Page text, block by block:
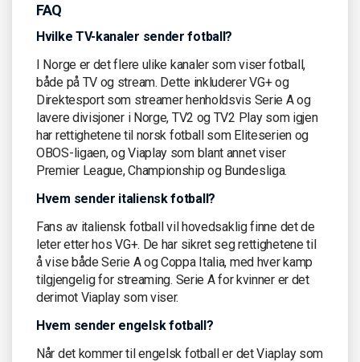
FAQ
Hvilke TV-kanaler sender fotball?
I Norge er det flere ulike kanaler som viser fotball,
både på TV og stream. Dette inkluderer VG+ og
Direktesport som streamer henholdsvis Serie A og
lavere divisjoner i Norge, TV2 og TV2 Play som igjen
har rettighetene til norsk fotball som Eliteserien og
OBOS-ligaen, og Viaplay som blant annet viser
Premier League, Championship og Bundesliga.
Hvem sender italiensk fotball?
Fans av italiensk fotball vil hovedsaklig finne det de
leter etter hos VG+. De har sikret seg rettighetene til
å vise både Serie A og Coppa Italia, med hver kamp
tilgjengelig for streaming. Serie A for kvinner er det
derimot Viaplay som viser.
Hvem sender engelsk fotball?
Når det kommer til engelsk fotball er det Viaplay som